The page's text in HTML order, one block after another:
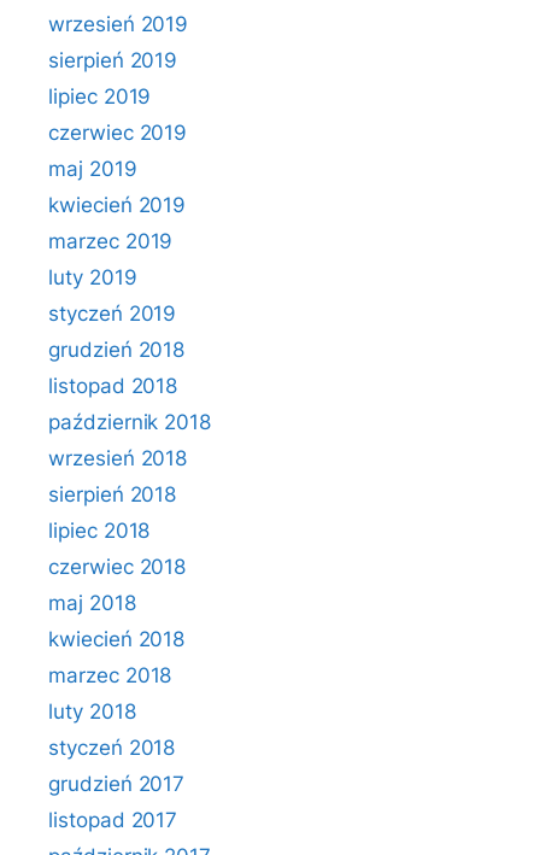
wrzesień 2019
sierpień 2019
lipiec 2019
czerwiec 2019
maj 2019
kwiecień 2019
marzec 2019
luty 2019
styczeń 2019
grudzień 2018
listopad 2018
październik 2018
wrzesień 2018
sierpień 2018
lipiec 2018
czerwiec 2018
maj 2018
kwiecień 2018
marzec 2018
luty 2018
styczeń 2018
grudzień 2017
listopad 2017